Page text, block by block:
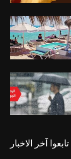
تابعوا آخر الاخبار